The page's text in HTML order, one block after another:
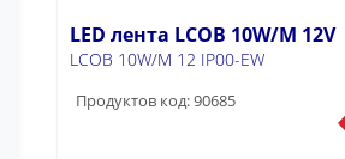
LED лента LCOB 10W/M 12V
LCOB 10W/M 12 IP00-EW
Продуктов код: 90685